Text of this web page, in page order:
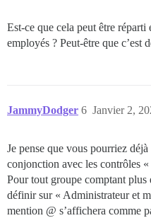
Est-ce que cela peut être
employés ? Peut-être que c’est
JammyDodger Janvier 2,
6
Je pense que vous pourriez
conjonction avec les contrôles
Pour tout groupe comptant
définir sur « Administrateur et
mention @ s’affichera comme